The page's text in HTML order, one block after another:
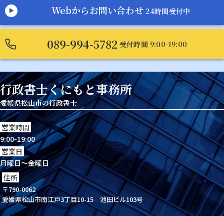
Webからお問い合わせ 24時間受付中
089-994-5782 受付時間 9:00-19:00
行政書士くにもと事務所
愛媛県松山市の行政書士
営業時間
9:00-19:00
営業日
月曜日～金曜日
住所
〒790-0062
愛媛県松山市南江戸3丁目10-15 池田ビル103号